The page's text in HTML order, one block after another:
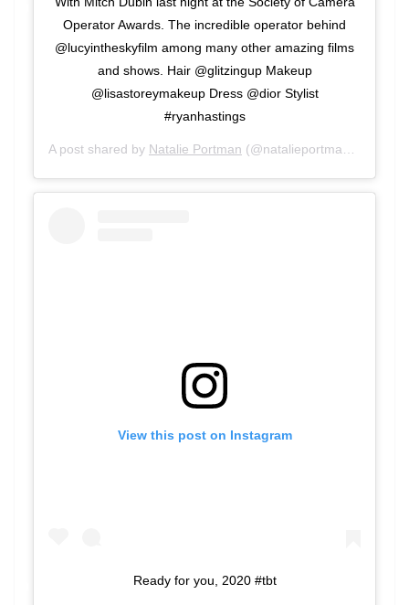
Operator Awards. The incredible operator behind
@lucyintheskyfilm among many other amazing films
and shows. Hair @glitzingup Makeup
@lisastoreymakeup Dress @dior Stylist
#ryanhastings
A post shared by Natalie Portman (@natalieportman) on
View this post on Instagram
Ready for you, 2020 #tbt